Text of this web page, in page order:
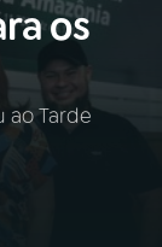
os
ao Tarde